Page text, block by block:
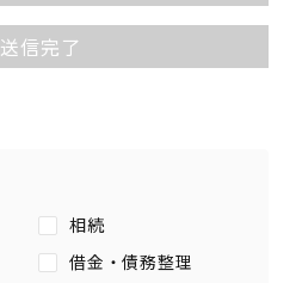
送信完了
相続
借金・債務整理